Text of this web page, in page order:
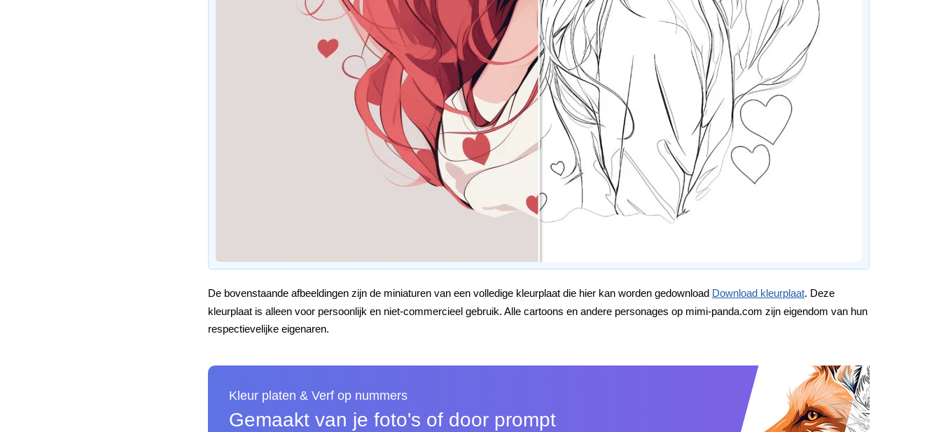
De bovenstaande afbeeldingen zijn de miniaturen van een volledige kleurplaat die hier kan worden gedownload Download kleurplaat. Deze
kleurplaat is alleen voor persoonlijk en niet-commercieel gebruik. Alle cartoons en andere personages op mimi-panda.com zijn eigendom van hun
respectievelijke eigenaren.
Kleur platen & Verf op nummers
Gemaakt van je foto's of door prompt